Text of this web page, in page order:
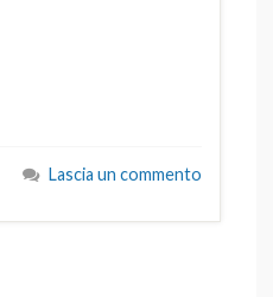
Lascia un commento